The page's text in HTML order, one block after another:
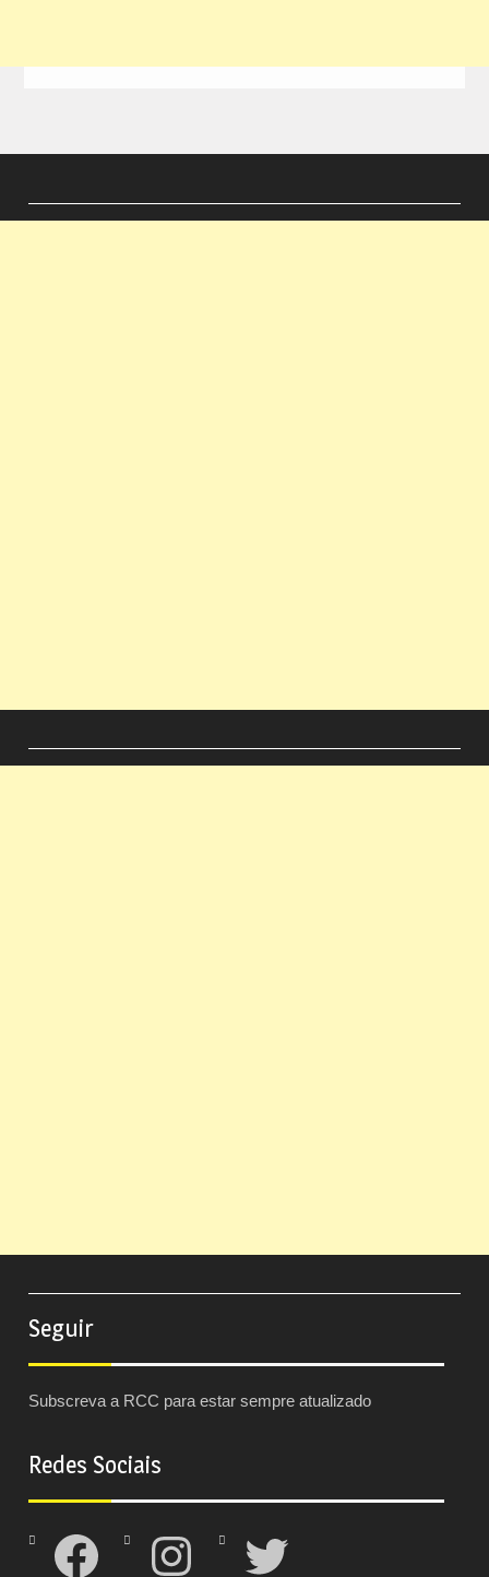
Seguir
Subscreva a RCC para estar sempre atualizado
Redes Sociais
Facebook Instagram Twitter